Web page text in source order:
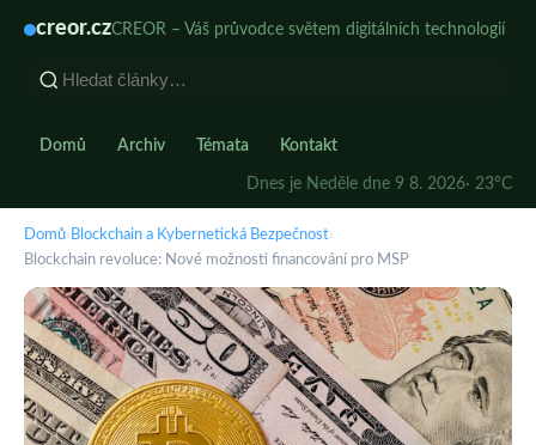
creor.czCREOR – Váš průvodce světem digitálních technologií
Domů Archiv Témata Kontakt
Dnes je Neděle dne 9 8. 2026· 23°C
Domů› Blockchain a Kybernetická Bezpečnost›
Blockchain revoluce: Nové možnosti financování pro MSP